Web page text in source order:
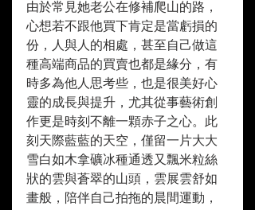
由於常見她老公在修補爬山的路，
心想若不跟他買下肯定是當虧損的
份，人與人的相處，甚至自己做這
種高端商品的買賣也都是緣分，有
時多為他人思考些，也是很美好心
靈的成長與提升，尤其從事藝術創
作更是時刻不離一顆赤子之心。此
刻天際藍藍的天空，僅留一片大大
雪白如木拿礦冰種通透又飄米粒絲
狀的雲與蒼翠的山頭，雲展雲舒如
畫般，陪伴自己拍拖的晨間運動，